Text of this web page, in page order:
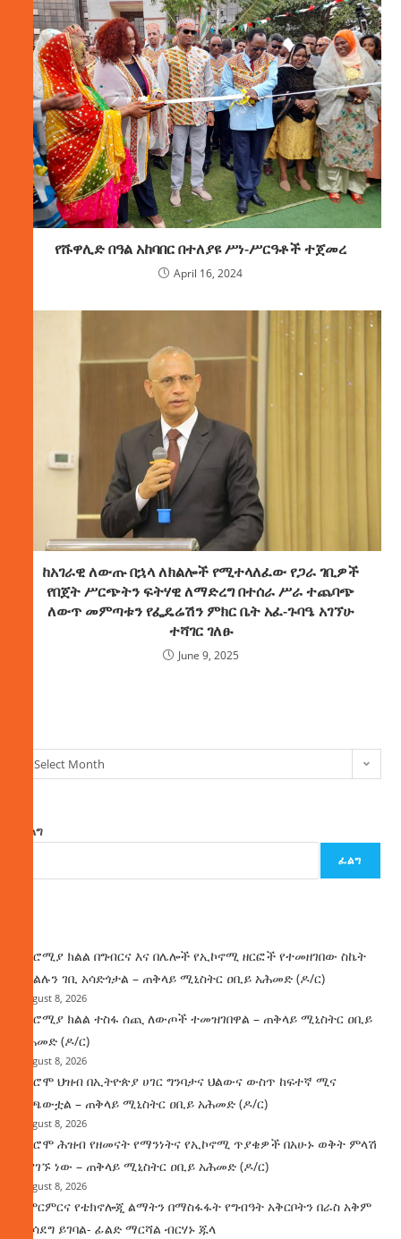
የሹዋሊድ በዓል አከባበር በተለያዩ ሥነ-ሥርዓቶች ተጀመረ
April 16, 2024
ከአገራዊ ለውጡ በኋላ ለክልሎች የሚተላለፈው የጋራ ገቢዎች
የበጀት ሥርጭትን ፍትሃዊ ለማድረግ በተሰራ ሥራ ተጨባጭ
ለውጥ መምጣቱን የፌዴሬሽን ምክር ቤት አፈ-ጉባዔ አገኘሁ
ተሻገር ገለፁ
June 9, 2025
Select Month
ፈልግ
ፈልግ
በኦሮሚያ ክልል በግብርና እና በሌሎች የኢኮኖሚ ዘርፎች የተመዘገበው ስኬት
የክልሉን ገቢ አሳድጎታል – ጠቅላይ ሚኒስትር ዐቢይ አሕመድ (ዶ/ር)
August 8, 2026
በኦሮሚያ ክልል ተስፋ ሰጪ ለውጦች ተመዝገበዋል – ጠቅላይ ሚኒስትር ዐቢይ
አሕመድ (ዶ/ር)
August 8, 2026
የኦሮሞ ህዝብ በኢትዮጵያ ሀገር ግንባታና ህልውና ውስጥ ከፍተኛ ሚና
ተጫውቷል – ጠቅላይ ሚኒስትር ዐቢይ አሕመድ (ዶ/ር)
August 8, 2026
የኦሮሞ ሕዝብ የዘመናት የማንነትና የኢኮኖሚ ጥያቄዎች በአሁኑ ወቅት ምላሽ
እያገኙ ነው – ጠቅላይ ሚኒስትር ዐቢይ አሕመድ (ዶ/ር)
August 8, 2026
የምርምርና የቴክኖሎጂ ልማትን በማስፋፋት የግብዓት አቅርቦትን በራስ አቅም
ማሳደግ ይገባል- ፊልድ ማርሻል ብርሃኑ ጁላ